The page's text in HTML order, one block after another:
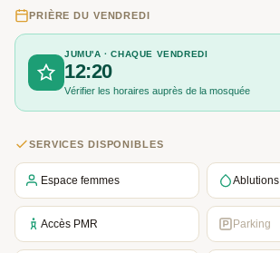
PRIÈRE DU VENDREDI
JUMU'A · CHAQUE VENDREDI
12:20
Vérifier les horaires auprès de la mosquée
SERVICES DISPONIBLES
Espace femmes Ablutions
Accès PMR Parking